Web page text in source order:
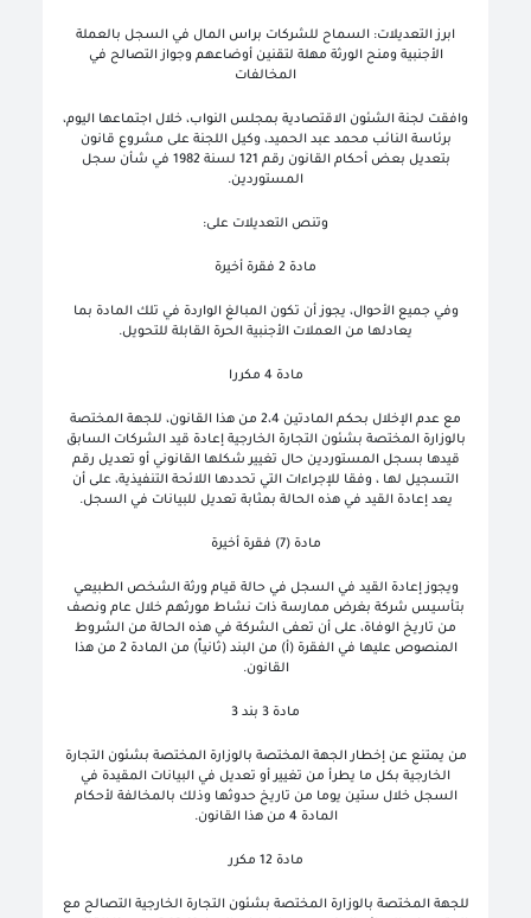
ابرز التعديلات: السماح للشركات براس المال في السجل بالعملة
الأجنبية ومنح الورثة مهلة لتقنين أوضاعهم وجواز التصالح في
المخالفات
وافقت لجنة الشئون الاقتصادية بمجلس النواب، خلال اجتماعها اليوم،
برئاسة النائب محمد عبد الحميد، وكيل اللجنة على مشروع قانون
بتعديل بعض أحكام القانون رقم 121 لسنة 1982 في شأن سجل
المستوردين.
وتنص التعديلات على:
مادة 2 فقرة أخيرة
وفي جميع الأحوال، يجوز أن تكون المبالغ الواردة في تلك المادة بما
يعادلها من العملات الأجنبية الحرة القابلة للتحويل.
مادة 4 مكررا
مع عدم الإخلال بحكم المادتين 2،4 من هذا القانون، للجهة المختصة
بالوزارة المختصة بشئون التجارة الخارجية إعادة قيد الشركات السابق
قيدها بسجل المستوردين حال تغيير شكلها القانوني أو تعديل رقم
التسجيل لها ، وفقا للإجراءات التي تحددها اللائحة التنفيذية، على أن
يعد إعادة القيد في هذه الحالة بمثابة تعديل للبيانات في السجل.
مادة (7) فقرة أخيرة
ويجوز إعادة القيد في السجل في حالة قيام ورثة الشخص الطبيعي
بتأسيس شركة بغرض ممارسة ذات نشاط مورثهم خلال عام ونصف
من تاريخ الوفاة، على أن تعفى الشركة في هذه الحالة من الشروط
المنصوص عليها في الفقرة (أ) من البند (ثانياً) من المادة 2 من هذا
القانون.
مادة 3 بند 3
من يمتنع عن إخطار الجهة المختصة بالوزارة المختصة بشئون التجارة
الخارجية بكل ما يطرأ من تغيير أو تعديل في البيانات المقيدة في
السجل خلال ستين يوما من تاريخ حدوثها وذلك بالمخالفة لأحكام
المادة 4 من هذا القانون.
مادة 12 مكرر
للجهة المختصة بالوزارة المختصة بشئون التجارة الخارجية التصالح مع